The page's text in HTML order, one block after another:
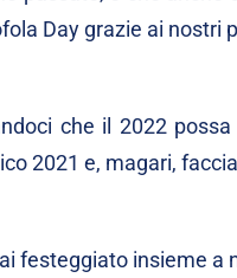
Day grazie ai nostri
che il 2022
2021 e, magari,
festeggiato insieme a